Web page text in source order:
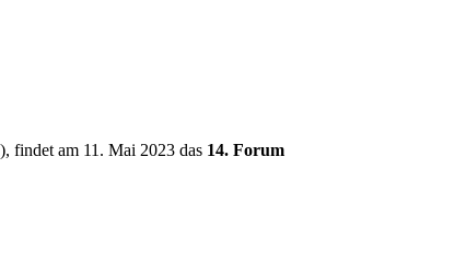
findet am 11. Mai 2023 das 14. Forum